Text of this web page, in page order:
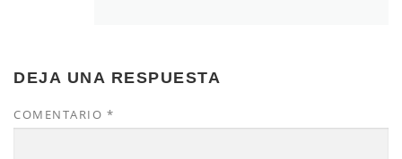
DEJA UNA RESPUESTA
COMENTARIO *